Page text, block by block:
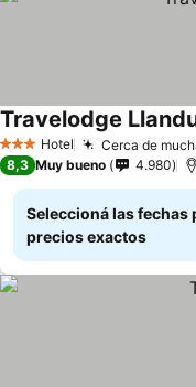
3 Estrellas
Hotel Cerca de
Travelodge
8,3 Muy bueno 4.980
Seleccioná las fechas
precios exactos